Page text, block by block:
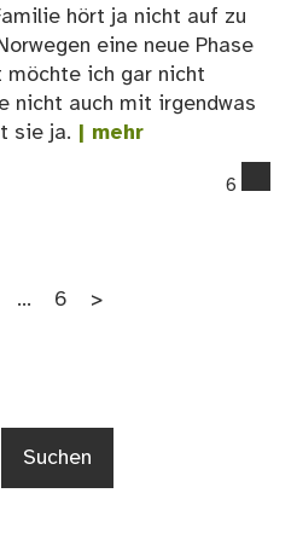
hört ja nicht auf zu
eine neue Phase
möchte ich gar nicht
nicht auch mit irgendwas
sie ja. | mehr
6
… Seite
6 >